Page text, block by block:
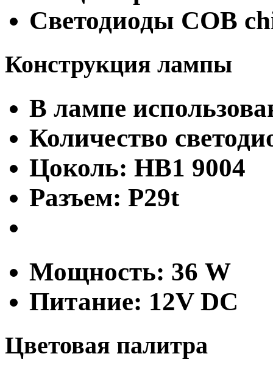
Светодиоды COB
Конструкция лампы
В лампе
Количество
Цоколь: HB1 9004
Разъем: P29t
Мощность: 36 W
Питание: 12V DC
Цветовая палитра